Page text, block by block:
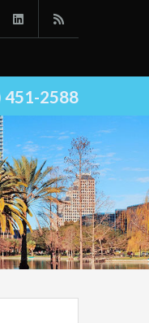
Notícias Contato
451-2588